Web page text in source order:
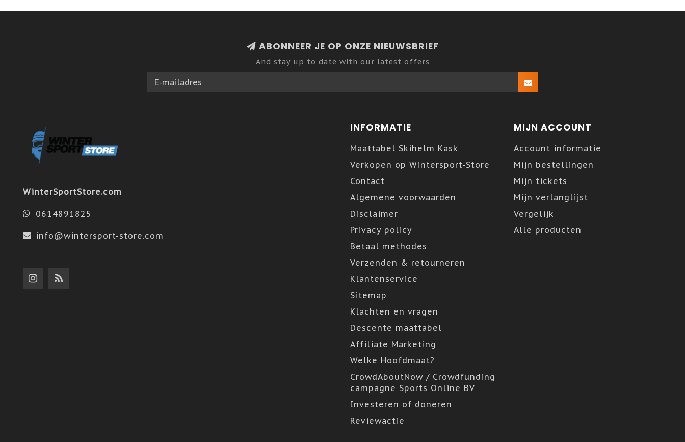
ABONNEER JE OP ONZE NIEUWSBRIEF
And stay up to date with our latest offers
WinterSportStore.com
0614891825
info@wintersport-store.com
INFORMATIE
Maattabel Skihelm Kask
Verkopen op Wintersport-Store
Contact
Algemene voorwaarden
Disclaimer
Privacy policy
Betaal methodes
Verzenden & retourneren
Klantenservice
Sitemap
Klachten en vragen
Descente maattabel
Affiliate Marketing
Welke Hoofdmaat?
CrowdAboutNow / Crowdfunding
campagne Sports Online BV
Investeren of doneren
Reviewactie
MIJN ACCOUNT
Account informatie
Mijn bestellingen
Mijn tickets
Mijn verlanglijst
Vergelijk
Alle producten